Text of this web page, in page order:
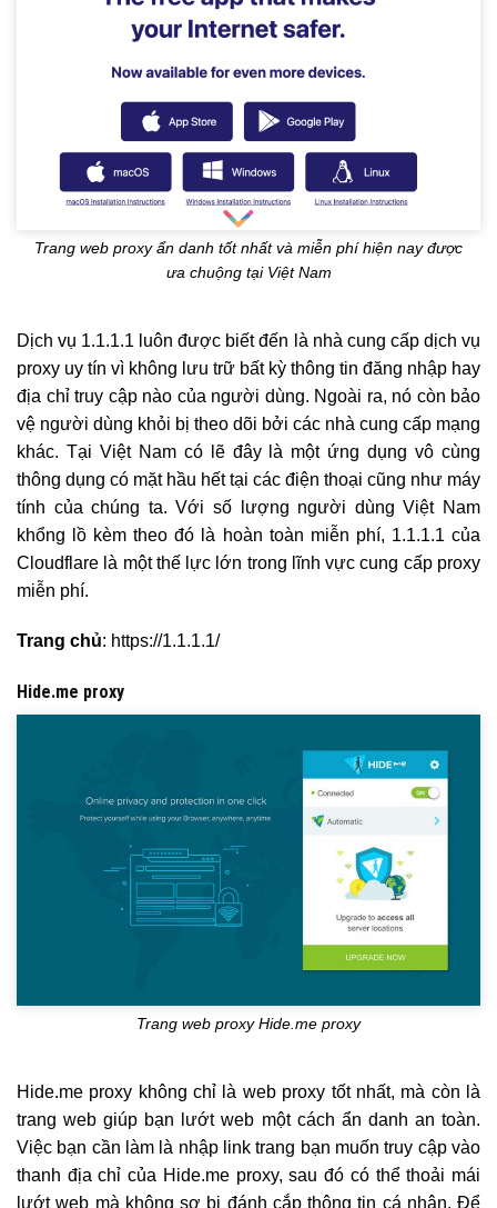
Trang web proxy ẩn danh tốt nhất và miễn phí hiện nay được
ưa chuộng tại Việt Nam
Dịch vụ 1.1.1.1 luôn được biết đến là nhà cung cấp dịch vụ
proxy uy tín vì không lưu trữ bất kỳ thông tin đăng nhập hay
địa chỉ truy cập nào của người dùng. Ngoài ra, nó còn bảo
vệ người dùng khỏi bị theo dõi bởi các nhà cung cấp mạng
khác. Tại Việt Nam có lẽ đây là một ứng dụng vô cùng
thông dụng có mặt hầu hết tại các điện thoại cũng như máy
tính của chúng ta. Với số lượng người dùng Việt Nam
khổng lồ kèm theo đó là hoàn toàn miễn phí, 1.1.1.1 của
Cloudflare là một thế lực lớn trong lĩnh vực cung cấp proxy
miễn phí.
Trang chủ: https://1.1.1.1/
Hide.me proxy
Trang web proxy Hide.me proxy
Hide.me proxy không chỉ là web proxy tốt nhất, mà còn là
trang web giúp bạn lướt web một cách ẩn danh an toàn.
Việc bạn cần làm là nhập link trang bạn muốn truy cập vào
thanh địa chỉ của Hide.me proxy, sau đó có thể thoải mái
lướt web mà không sợ bị đánh cắp thông tin cá nhân. Để